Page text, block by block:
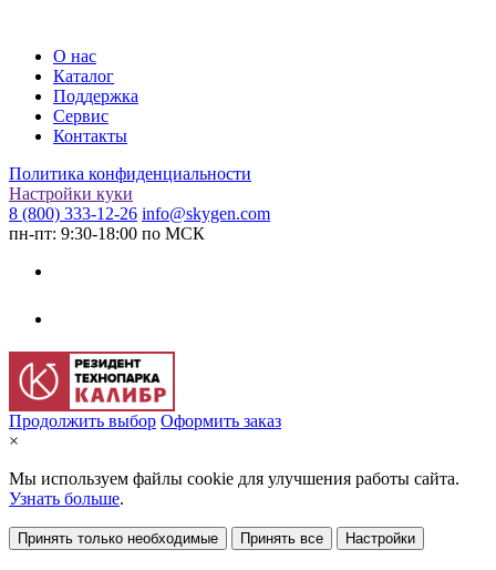
О нас
Каталог
Поддержка
Сервис
Контакты
Политика конфиденциальности
Настройки куки
8 (800) 333-12-26 info@skygen.com
пн-пт: 9:30-18:00 по МСК
Продолжить выбор Оформить заказ
×
Мы используем файлы cookie для улучшения работы сайта.
Узнать больше.
Принять только необходимые Принять все Настройки